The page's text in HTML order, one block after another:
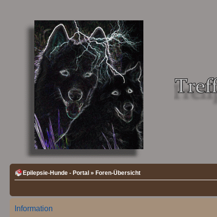
Epilepsie-Hunde - Portal » Foren-Übersicht
Information